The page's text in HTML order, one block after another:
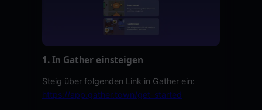
1. In Gather einsteigen
Steig über folgenden Link in Gather ein:
https://app.gather.town/get-started